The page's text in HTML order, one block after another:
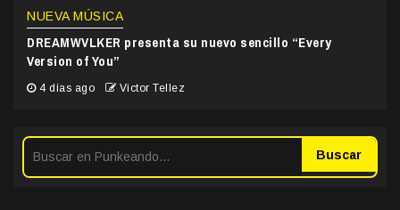
NUEVA MÚSICA
DREAMWVLKER presenta su nuevo sencillo “Every
Version of You”
4 días ago Victor Tellez
Buscar